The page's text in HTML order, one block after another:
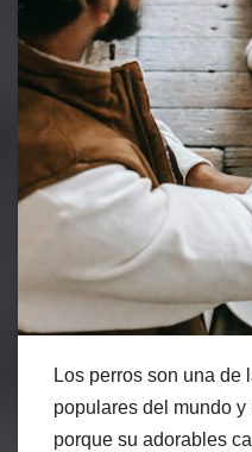
Los perros son una de
populares del mundo
porque su adorables